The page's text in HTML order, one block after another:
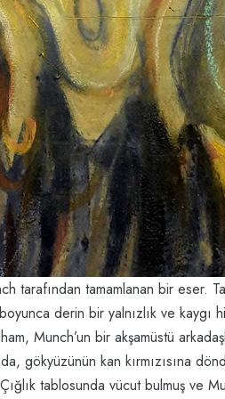
tarafından tamamlanan bir eser.
derin bir yalnızlık ve kaygı
Munch’un bir akşamüstü
gökyüzünün kan kırmızısına
tablosunda vücut bulmuş ve